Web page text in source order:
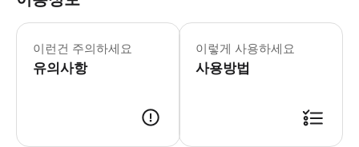
이런건 주의하세요
유의사항
* 이메일 주소를 정확히 기재해 주시
이렇게 사용하세요
사용방법